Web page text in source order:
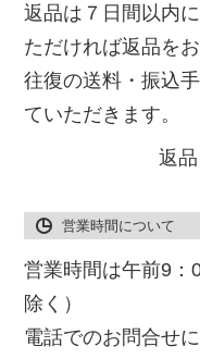
返品は７日間以内
ただければ返品を
往復の送料・振込
ていただきます。
返
営業時間について
営業時間は午前9：
除く）
電話でのお問合せ